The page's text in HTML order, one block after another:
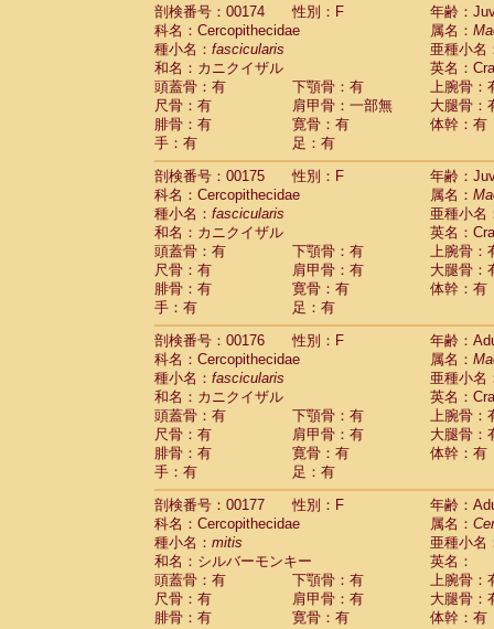
剖検番号：00174
性別：F
年齢：
科名：Cercopithecidae
属名：
種小名： fascicularis
亜種小名
和名：カニクイザル
英名：
頭蓋骨：有
下顎骨：有
上腕骨：
尺骨：有
肩甲骨：一部無
大腿骨：
腓骨：有
寛骨：有
体幹：有
手：有
足：有
剖検番号：00175
性別：F
年齢：
科名：Cercopithecidae
属名：
種小名： fascicularis
亜種小名
和名：カニクイザル
英名：
頭蓋骨：有
下顎骨：有
上腕骨：
尺骨：有
肩甲骨：有
大腿骨：
腓骨：有
寛骨：有
体幹：有
手：有
足：有
剖検番号：00176
性別：F
年齢：
科名：Cercopithecidae
属名：
種小名： fascicularis
亜種小名
和名：カニクイザル
英名：
頭蓋骨：有
下顎骨：有
上腕骨：
尺骨：有
肩甲骨：有
大腿骨：
腓骨：有
寛骨：有
体幹：有
手：有
足：有
剖検番号：00177
性別：F
年齢：
科名：Cercopithecidae
属名：
種小名： mitis
亜種小名
和名：シルバーモンキー
英名：
頭蓋骨：有
下顎骨：有
上腕骨：
尺骨：有
肩甲骨：有
大腿骨：
腓骨：有
寛骨：有
体幹：有